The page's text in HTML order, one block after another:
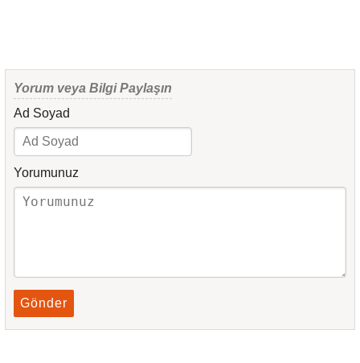
Yorum veya Bilgi Paylaşın
Ad Soyad
Yorumunuz
Gönder